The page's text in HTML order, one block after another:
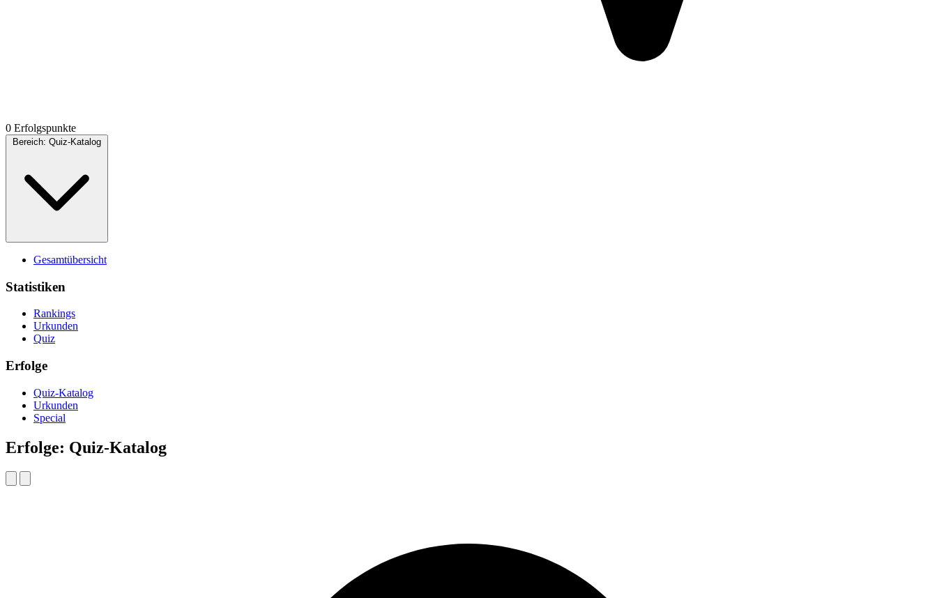
0 Erfolgspunkte
Bereich: Quiz-Katalog
Gesamtübersicht
Statistiken
Rankings
Urkunden
Quiz
Erfolge
Quiz-Katalog
Urkunden
Special
Erfolge: Quiz-Katalog